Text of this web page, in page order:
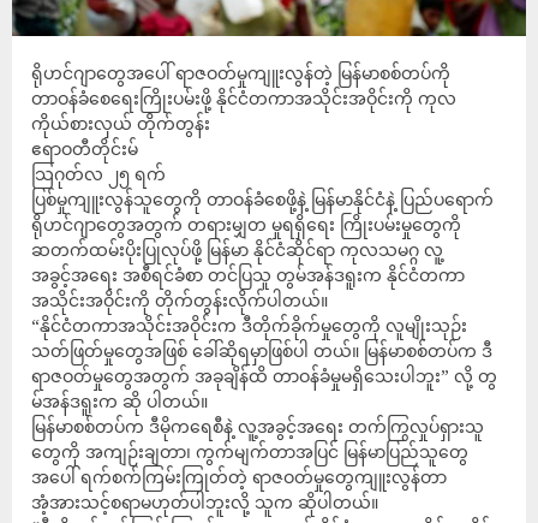
ရိုဟင်ဂျာတွေအပေါ် ရာဇဝတ်မှုကျူးလွန်တဲ့ မြန်မာစစ်တပ်ကို
တာဝန်ခံစေရေးကြိုးပမ်းဖို့ နိုင်ငံတကာအသိုင်းအဝိုင်းကို ကုလ
ကိုယ်စားလှယ် တိုက်တွန်း
ဧရာဝတီတိုင်းမ်
သြဂုတ်လ ၂၅ ရက်
ပြစ်မှုကျူးလွန်သူတွေကို တာဝန်ခံစေဖို့နဲ့ မြန်မာနိုင်ငံနဲ့ ပြည်ပရောက်
ရိုဟင်ဂျာတွေအတွက် တရားမျှတ မှုရရှိရေး ကြိုးပမ်းမှုတွေကို
ဆတက်ထမ်းပိုးပြုလုပ်ဖို့ မြန်မာ နိုင်ငံဆိုင်ရာ ကုလသမဂ္ဂ လူ့
အခွင့်အရေး အစီရင်ခံစာ တင်ပြသူ တွမ်အန်ဒရူးက နိုင်ငံတကာ
အသိုင်းအဝိုင်းကို တိုက်တွန်းလိုက်ပါတယ်။
“နိုင်ငံတကာအသိုင်းအဝိုင်းက ဒီတိုက်ခိုက်မှုတွေကို လူမျိုးသုဉ်း
သတ်ဖြတ်မှုတွေအဖြစ် ခေါ်ဆိုရမှာဖြစ်ပါ တယ်။ မြန်မာစစ်တပ်က ဒီ
ရာဇဝတ်မှုတွေအတွက် အခုချိန်ထိ တာဝန်ခံမှုမရှိသေးပါဘူး” လို့ တွ
မ်အန်ဒရူးက ဆို ပါတယ်။
မြန်မာစစ်တပ်က ဒီမိုကရေစီနဲ့ လူ့အခွင့်အရေး တက်ကြွလှုပ်ရှားသူ
တွေကို အကျဉ်းချတာ၊ ကွက်မျက်တာအပြင် မြန်မာပြည်သူတွေ
အပေါ် ရက်စက်ကြမ်းကြုတ်တဲ့ ရာဇဝတ်မှုတွေကျူးလွန်တာ
အံ့အားသင့်စရာမဟုတ်ပါဘူးလို့ သူက ဆိုပါတယ်။